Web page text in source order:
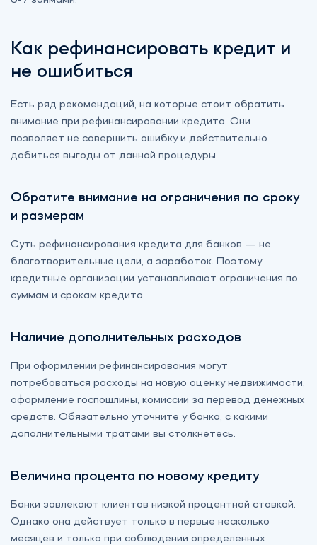
Как рефинансировать кредит и
не ошибиться
Есть ряд рекомендаций, на которые стоит обратить
внимание при рефинансировании кредита. Они
позволяет не совершить ошибку и действительно
добиться выгоды от данной процедуры.
Обратите внимание на ограничения по сроку
и размерам
Суть рефинансирования кредита для банков — не
благотворительные цели, а заработок. Поэтому
кредитные организации устанавливают ограничения по
суммам и срокам кредита.
Наличие дополнительных расходов
При оформлении рефинансирования могут
потребоваться расходы на новую оценку недвижимости,
оформление госпошлины, комиссии за перевод денежных
средств. Обязательно уточните у банка, с какими
дополнительными тратами вы столкнетесь.
Величина процента по новому кредиту
Банки завлекают клиентов низкой процентной ставкой.
Однако она действует только в первые несколько
месяцев и только при соблюдении определенных